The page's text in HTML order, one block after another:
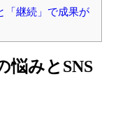
「継続」で成果が
悩みとSNS